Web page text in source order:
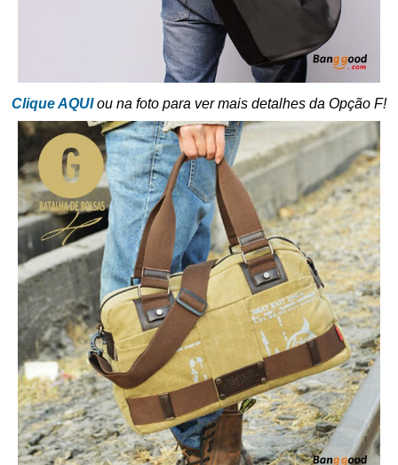
Clique AQUIou na foto para ver mais detalhes da Opção F!